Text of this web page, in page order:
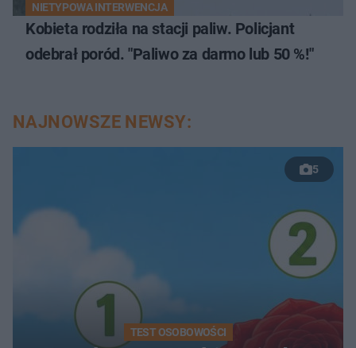
NIETYPOWA INTERWENCJA
Kobieta rodziła na stacji paliw. Policjant
odebrał poród. "Paliwo za darmo lub 50 %!"
NAJNOWSZE NEWSY:
5
TEST OSOBOWOŚCI